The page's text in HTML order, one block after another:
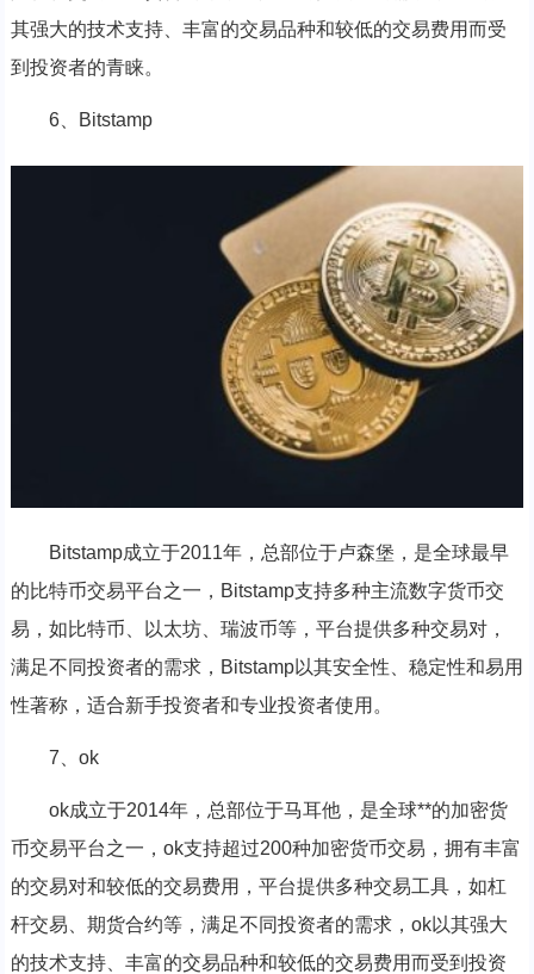
其强大的技术支持、丰富的交易品种和较低的交易费用而受
到投资者的青睐。
6、Bitstamp
Bitstamp成立于2011年，总部位于卢森堡，是全球最早
的比特币交易平台之一，Bitstamp支持多种主流数字货币交
易，如比特币、以太坊、瑞波币等，平台提供多种交易对，
满足不同投资者的需求，Bitstamp以其安全性、稳定性和易用
性著称，适合新手投资者和专业投资者使用。
7、ok
ok成立于2014年，总部位于马耳他，是全球**的加密货
币交易平台之一，ok支持超过200种加密货币交易，拥有丰富
的交易对和较低的交易费用，平台提供多种交易工具，如杠
杆交易、期货合约等，满足不同投资者的需求，ok以其强大
的技术支持、丰富的交易品种和较低的交易费用而受到投资